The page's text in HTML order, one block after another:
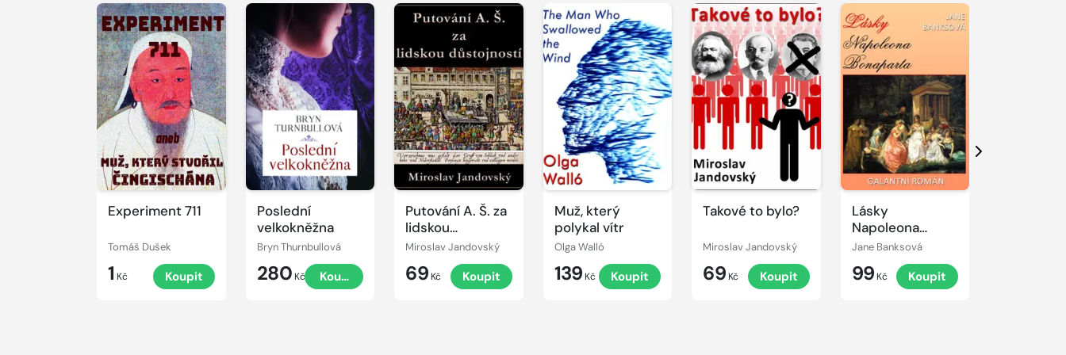
Experiment 711
Tomáš Dušek
1 Kč Koupit
Poslední
velkokněžna
Bryn Thurnbullová
280 Kč Koupit
Putování A. Š. za
lidskou
důstojností
Miroslav Jandovský
69 Kč Koupit
Muž, který
polykal vítr
Olga Walló
139 Kč Koupit
Takové to bylo?
Miroslav Jandovský
69 Kč Koupit
Lásky
Napoleona
Bonaparta
Jane Banksová
99 Kč Koupit
Další